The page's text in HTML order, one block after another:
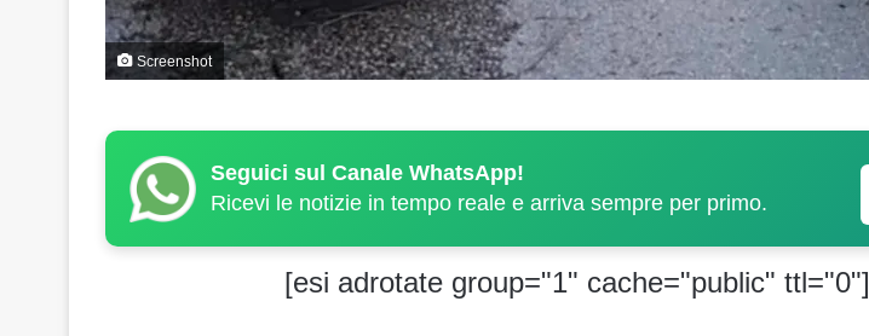
Screenshot
Seguici sul Canale WhatsApp!
Ricevi le notizie in tempo reale e arriva sempre per primo.
[esi adrotate group="1" cache="public" ttl="0"]